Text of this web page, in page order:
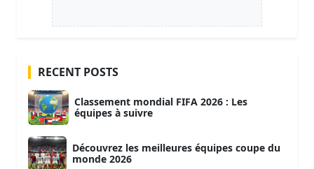
RECENT POSTS
Classement mondial FIFA 2026 : Les
équipes à suivre
Découvrez les meilleures équipes coupe du
monde 2026